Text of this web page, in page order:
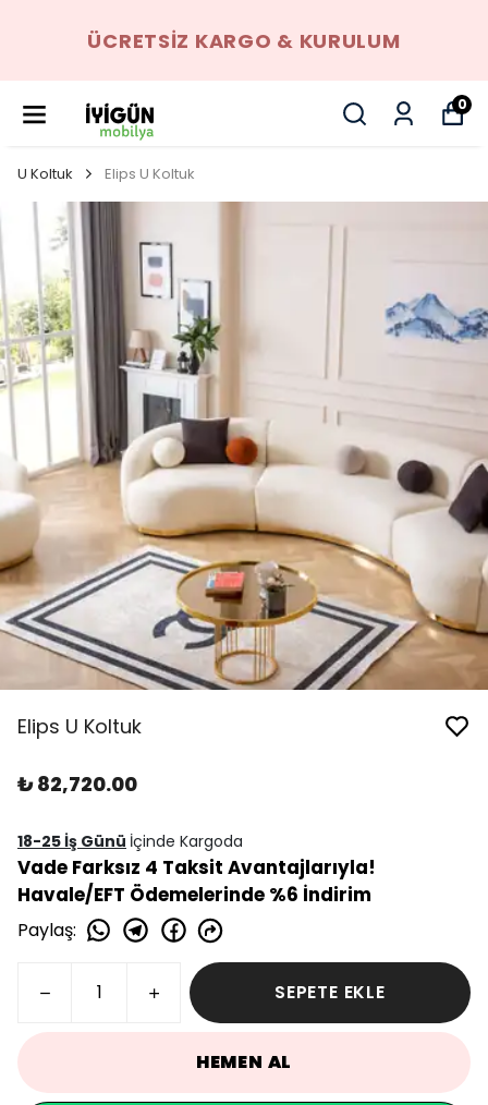
ÜCRETSIZ KARGO & KURULUM
0
U Koltuk Elips U Koltuk
Elips U Koltuk
₺ 82,720.00
18-25 İş Günü İçinde Kargoda
Vade Farksız 4 Taksit Avantajlarıyla!
Havale/EFT Ödemelerinde %6 İndirim
Paylaş:
SEPETE EKLE
HEMEN AL